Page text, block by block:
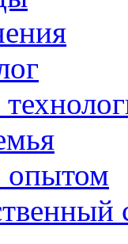
опытом